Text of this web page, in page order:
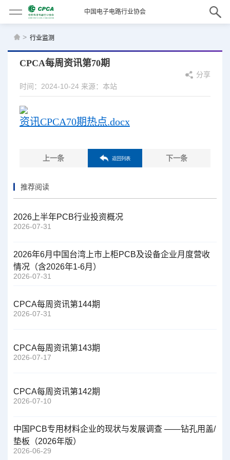
中国电子电路行业协会
> 行业监测
CPCA每周资讯第70期
分享
时间：2024-10-24 来源：本站
资讯CPCA70期热点.docx
上一条 返回列表 下一条
推荐阅读
2026上半年PCB行业投资概况
2026-07-31
2026年6月中国台湾上市上柜PCB及设备企业月度营收
情况（含2026年1-6月）
2026-07-31
CPCA每周资讯第144期
2026-07-31
CPCA每周资讯第143期
2026-07-17
CPCA每周资讯第142期
2026-07-10
中国PCB专用材料企业的现状与发展调查 ——钻孔用盖/
垫板（2026年版）
2026-06-29